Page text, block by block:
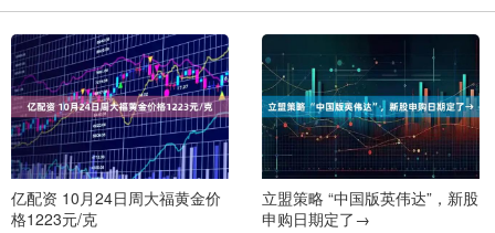
亿配资 10月24日周大福黄金价
格1223元/克
立盟策略 “中国版英伟达”，新股
申购日期定了→